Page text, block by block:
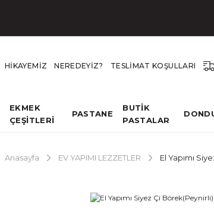
HİKAYEMİZ NEREDEYİZ? TESLİMAT KOŞULLARI
EKMEK
ÇEŞİTLERİ
PASTANE
BUTİK
PASTALAR
Anasayfa EV YAPIMI LEZZETLER El Yapımı